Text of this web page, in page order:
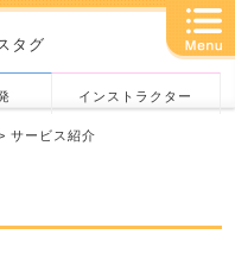
タグ
インストラクター
サービス紹介